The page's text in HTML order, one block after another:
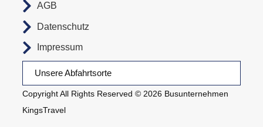
Copyright All Rights Reserved © 2026 Busunternehmen
KingsTravel
Unsere Abfahrtsorte
AGB
Datenschutz
Impressum